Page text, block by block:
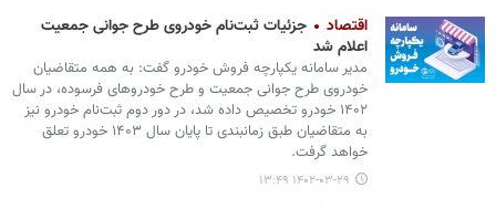
اقتصاد
جزئیات ثبت‌نام خودروی طرح جوانی جمعیت
اعلام شد
مدیر سامانه یکپارچه فروش خودرو گفت: به همه متقاضیان
خودروی طرح جوانی جمعیت و طرح خودروهای فرسوده، در سال
۱۴۰۲ خودرو تخصیص داده شد، در دور دوم ثبت‌نام خودرو نیز
به متقاضیان طبق زمانبندی تا پایان سال ۱۴۰۳ خودرو تعلق
خواهد گرفت.
۱۴۰۲-۰۳-۲۹ ۱۳:۴۹